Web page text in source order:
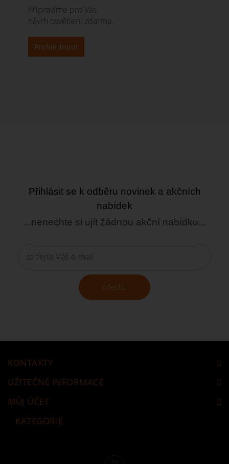
Připravíme pro Vás
návrh osvětlení zdarma.
Prohlédnout
Přihlásit se k odběru novinek a akčních
nabídek
...nenechte si ujít žádnou akční nabídku...
odeslat
KONTAKTY
UŽITEČNÉ INFORMACE
MŮJ ÚČET
KATEGORIE
Facebook